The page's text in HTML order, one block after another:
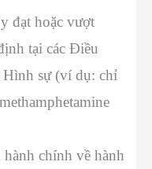
đạt hoặc vượt
tại các Điều
sự (ví dụ: chỉ
chính về hành